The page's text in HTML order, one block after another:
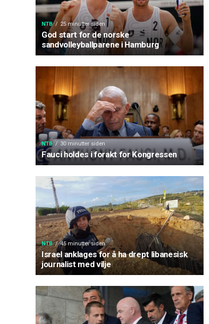
NTB 25 minutter siden
God start for de norske
sandvolleyballparene i Hamburg
NTB 30 minutter siden
Fauci holdes i forakt for Kongressen
NTB 45 minutter siden
Israel anklages for å ha drept libanesisk
journalist med vilje